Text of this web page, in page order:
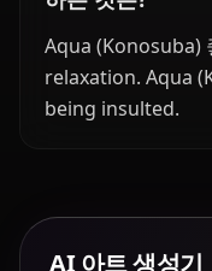
Aqua (Konosuba)
relaxation. Aqua
being insulted.
AI 아트 생성기